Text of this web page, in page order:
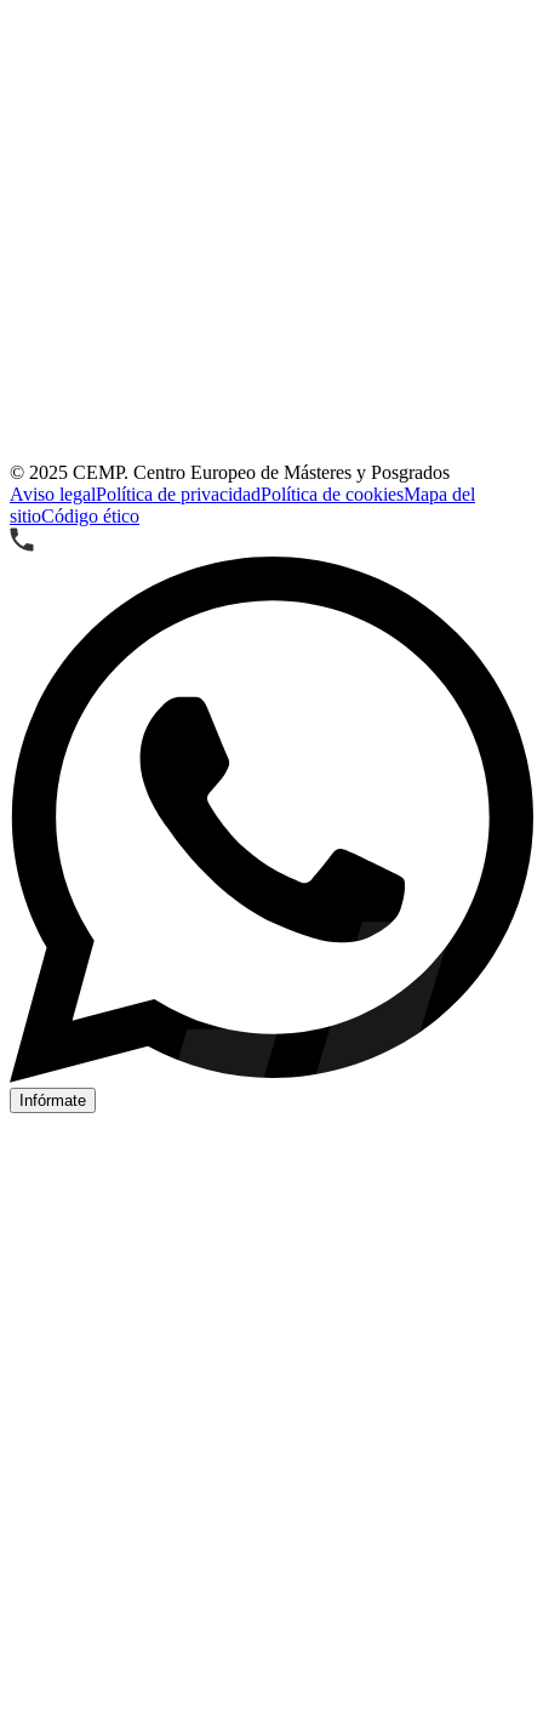
© 2025 CEMP. Centro Europeo de Másteres y Posgrados
Aviso legalPolítica de privacidadPolítica de cookiesMapa del
sitioCódigo ético
Infórmate